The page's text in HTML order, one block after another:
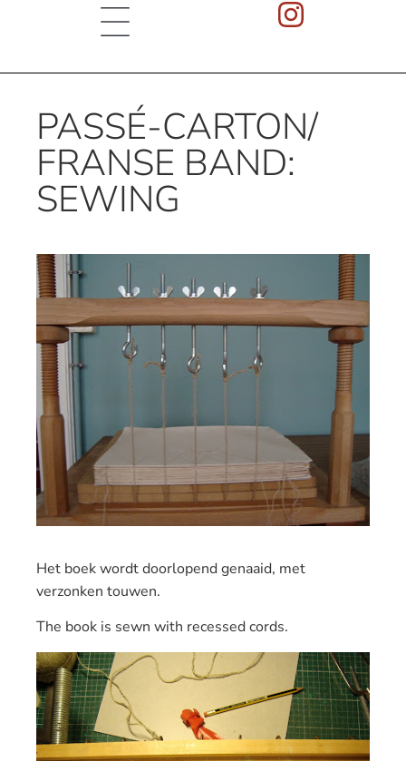
PASSÉ-CARTON/
FRANSE BAND:
SEWING
Het boek wordt doorlopend genaaid, met
verzonken touwen.
The book is sewn with recessedcords.